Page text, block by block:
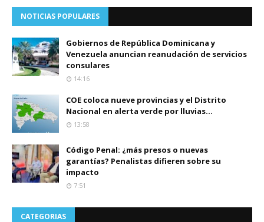
NOTICIAS POPULARES
Gobiernos de República Dominicana y
Venezuela anuncian reanudación de servicios
consulares
14:16
COE coloca nueve provincias y el Distrito
Nacional en alerta verde por lluvias...
13:58
Código Penal: ¿más presos o nuevas
garantías? Penalistas difieren sobre su
impacto
7:51
CATEGORIAS